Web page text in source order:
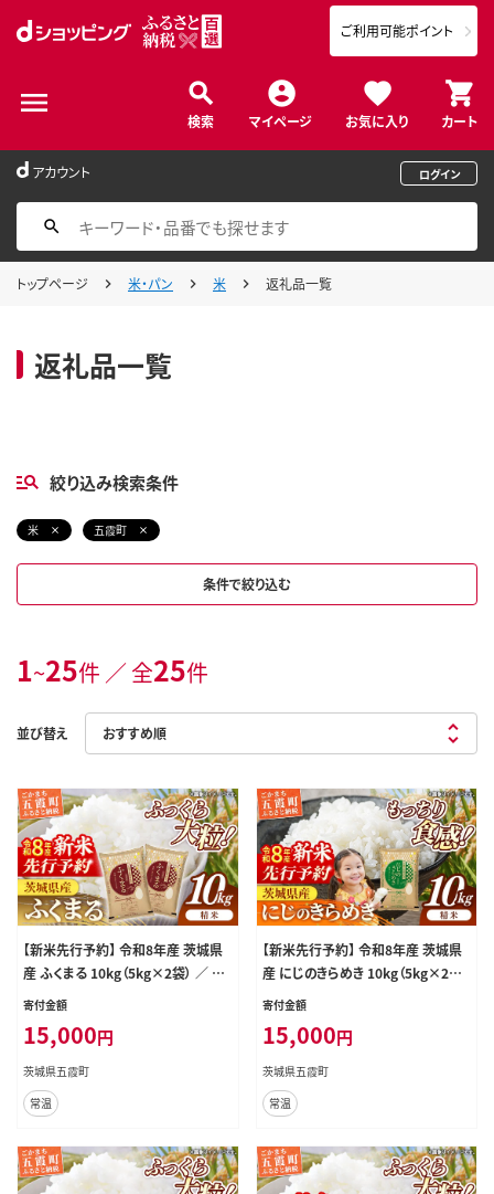
検索 マイページ お気に入り カート
ご利用可能ポイント
アカウント ログイン
トップページ 米・パン 米 返礼品一覧
返礼品一覧
絞り込み検索条件
米 五霞町
条件で絞り込む
1~25件 ／ 全25件
並び替え
【新米先行予約】 令和8年産 茨城県
産 ふくまる 10kg（5kg×2袋） ／ 新
米 先行受付 先行予約 2026年 米 お
心 美味しい 茨城県 五霞町
寄付金額
15,000円
茨城県五霞町
常温
【新米先行予約】 令和8年産 茨城県
産 にじのきらめき 10kg（5kg×2袋）
／ 新米 先行受付 先行予約 2026年
城県 五霞町
寄付金額
15,000円
茨城県五霞町
常温